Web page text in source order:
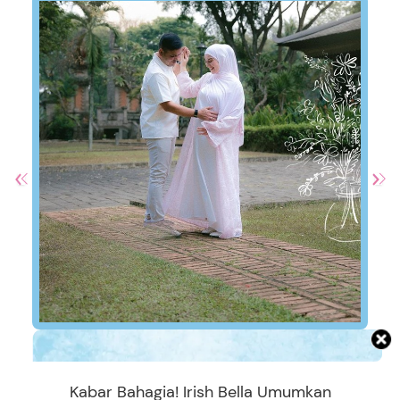
Kabar Bahagia! Irish Bella Umumkan